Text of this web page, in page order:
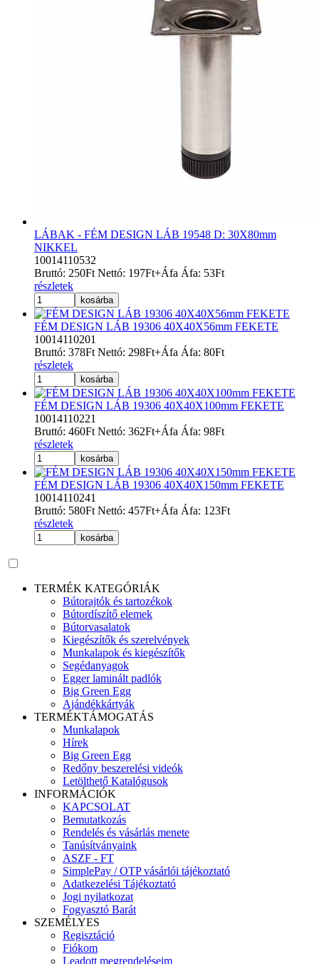
LÁBAK - FÉM DESIGN LÁB 19548 D: 30X80mm
NIKKEL
10014110532
Bruttó: 250Ft Nettó: 197Ft+Áfa Áfa: 53Ft
részletek
kosárba
FÉM DESIGN LÁB 19306 40X40X56mm FEKETE
10014110201
Bruttó: 378Ft Nettó: 298Ft+Áfa Áfa: 80Ft
részletek
kosárba
FÉM DESIGN LÁB 19306 40X40X100mm FEKETE
10014110221
Bruttó: 460Ft Nettó: 362Ft+Áfa Áfa: 98Ft
részletek
kosárba
FÉM DESIGN LÁB 19306 40X40X150mm FEKETE
10014110241
Bruttó: 580Ft Nettó: 457Ft+Áfa Áfa: 123Ft
részletek
kosárba
TERMÉK KATEGÓRIÁK
Bútorajtók és tartozékok
Bútordíszítő elemek
Bútorvasalatok
Kiegészítők és szerelvények
Munkalapok és kiegészítők
Segédanyagok
Egger laminált padlók
Big Green Egg
Ajándékkártyák
TERMÉKTÁMOGATÁS
Munkalapok
Hírek
Big Green Egg
Redőny beszerelési videók
Letölthető Katalógusok
INFORMÁCIÓK
KAPCSOLAT
Bemutatkozás
Rendelés és vásárlás menete
Tanúsítványaink
ASZF - FT
SimplePay / OTP vásárlói tájékoztató
Adatkezelési Tájékoztató
Jogi nyilatkozat
Fogyasztó Barát
SZEMÉLYES
Regisztáció
Fiókom
Leadott megrendeléseim